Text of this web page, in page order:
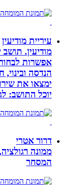
עיריית מודיעין
מודיעין. תושב
אפשרות לבחור
הנדסה ובינוי,
ימצאו את
יוכל התושב:
דרור אטרי
ממונה רגולציה,
המסחר